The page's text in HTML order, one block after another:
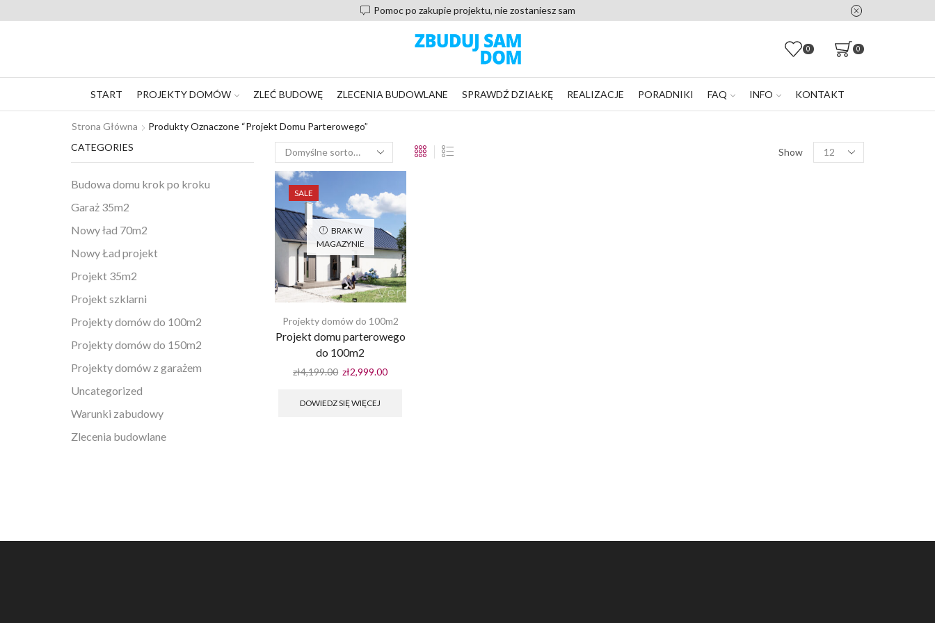
Pomoc po zakupie projektu, nie zostaniesz sam
0 0
START PROJEKTY DOMÓW ZLEĆ BUDOWĘ ZLECENIA BUDOWLANE SPRAWDŹ DZIAŁKĘ REALIZACJE PORADNIKI FAQ INFO KONTAKT
Strona Główna Produkty Oznaczone “projekt Domu Parterowego”
Show
Products
per
SALE
BRAK W
MAGAZYNIE
Projekty domów do 100m2
Projekt domu parterowego
do 100m2
zł4,199.00 Pierwotna
wynosiła:
zł2,999.00Aktualna
DOWIEDZ SIĘ WIĘCEJ
CATEGORIES
Budowa domu krok po kroku
Garaż 35m2
Nowy ład 70m2
Nowy Ład projekt
Projekt 35m2
Projekt szklarni
Projekty domów do 100m2
Projekty domów do 150m2
Projekty domów z garażem
Uncategorized
Warunki zabudowy
Zlecenia budowlane